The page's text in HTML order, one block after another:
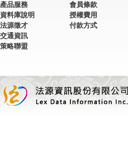
產品服務
資料庫說明
法源徵才
交通資訊
策略聯盟
會員條款
授權費用
付款方式